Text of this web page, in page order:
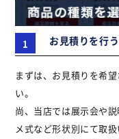
お見積りを行
まずは、お見積りを希
い。
尚、当店では展示会や
メ式など形状別にて取